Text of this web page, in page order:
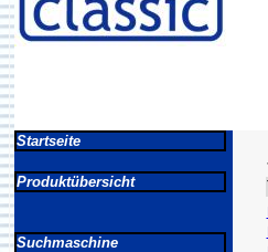
Startseite
Produktübersicht
Suchmaschine